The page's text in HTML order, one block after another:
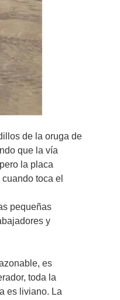
de la oruga de
que la vía
la placa
toca el
pequeñas
y
es
toda la
es liviano. La